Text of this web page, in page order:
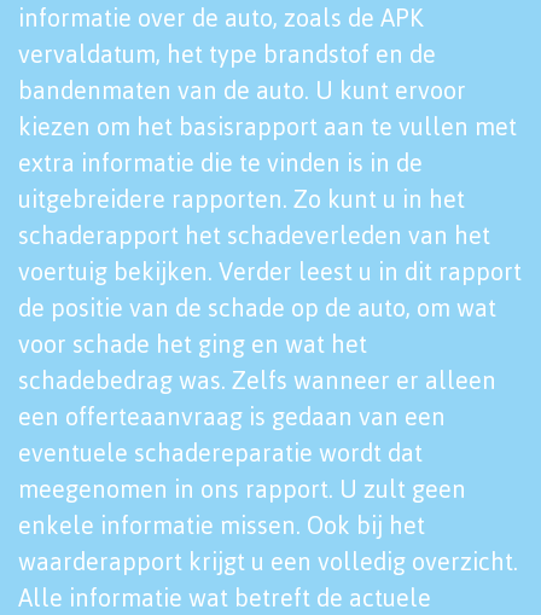
informatie over de auto, zoals de APK
vervaldatum, het type brandstof en de
bandenmaten van de auto. U kunt ervoor
kiezen om het basisrapport aan te vullen met
extra informatie die te vinden is in de
uitgebreidere rapporten. Zo kunt u in het
schaderapport het schadeverleden van het
voertuig bekijken. Verder leest u in dit rapport
de positie van de schade op de auto, om wat
voor schade het ging en wat het
schadebedrag was. Zelfs wanneer er alleen
een offerteaanvraag is gedaan van een
eventuele schadereparatie wordt dat
meegenomen in ons rapport. U zult geen
enkele informatie missen. Ook bij het
waarderapport krijgt u een volledig overzicht.
Alle informatie wat betreft de actuele